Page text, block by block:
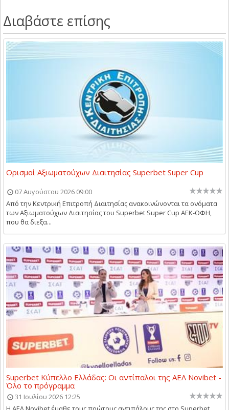
Διαβάστε επίσης
Ορισμοί Αξιωματούχων Διαιτησίας Superbet Super Cup
07 Αυγούστου 2026 09:00
Aπό την Κεντρική Επιτροπή Διαιτησίας ανακοινώνονται τα ονόματα
των Αξιωματούχων Διαιτησίας του Superbet Super Cup ΑΕΚ-ΟΦΗ,
που θα διεξα...
Superbet Κύπελλο Ελλάδας: Οι αντίπαλοι της ΑΕΛ Novibet -
Όλο το πρόγραμμα
31 Ιουλίου 2026 12:25